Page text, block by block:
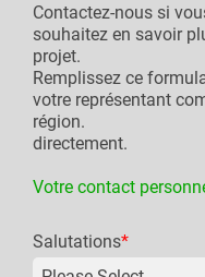
Contactez-nous si
souhaitez en savoir
projet.
Remplissez ce
votre représentant
région.
directement.
Votre contact
Salutations*